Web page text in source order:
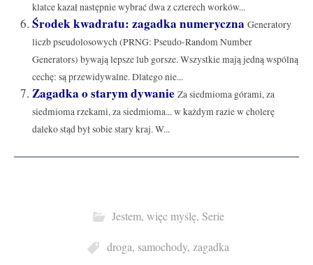
klatce kazał następnie wybrać dwa z czterech worków...
Środek kwadratu: zagadka numeryczna Generatory
liczb pseudolosowych (PRNG: Pseudo-Random Number
Generators) bywają lepsze lub gorsze. Wszystkie mają jedną wspólną
cechę: są przewidywalne. Dlatego nie...
Zagadka o starym dywanie Za siedmioma górami, za
siedmioma rzekami, za siedmioma... w każdym razie w cholerę
daleko stąd był sobie stary kraj. W...
Jestem, więc myślę, Serie
droga, samochody, zagadka